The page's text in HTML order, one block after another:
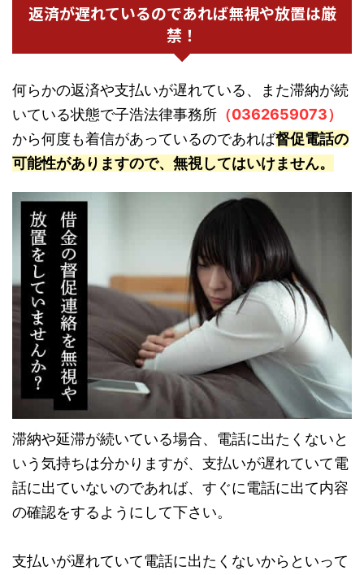
返済が遅れているのであれば無視や放置は厳
禁！
何らかの返済や支払いが遅れている、また滞納が続
いている状態で子浩法律事務所 （0362659073）
から何度も着信があっているのであれば督促電話の
可能性がありますので、無視してはいけません。
滞納や延滞が続いている場合、電話に出たくないと
いう気持ちは分かりますが、支払いが遅れていて電
話に出ていないのであれば、すぐに電話に出て内容
の確認をするようにして下さい。
支払いが遅れていて電話に出たくないからといって